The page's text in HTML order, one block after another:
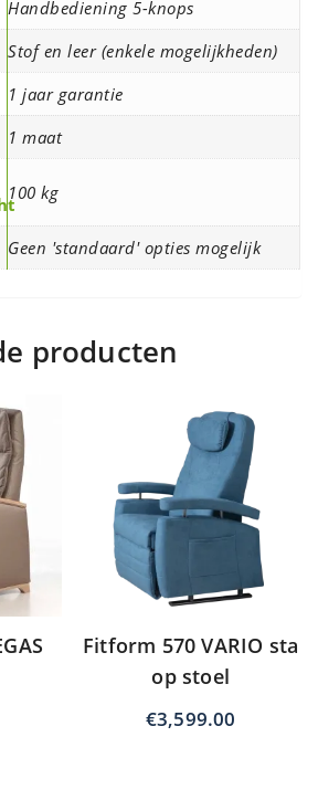
Handbediening 5-knops
Stof en leer (enkele mogelijkheden)
1 jaar garantie
1 maat
100 kg
Geen 'standaard' opties mogelijk
producten
Fitform 570 VARIO sta
op stoel
€3,599.00